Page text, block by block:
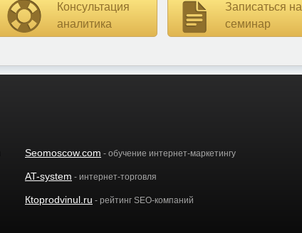
Консультация
аналитика
Записаться на
семинар
Seomoscow.com - обучение интернет-маркетингу
AT-system - интернет-торговля
Кtoprodvinul.ru - рейтинг SEO-компаний